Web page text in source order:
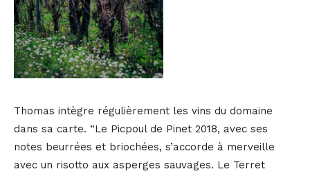
Thomas intègre régulièrement les vins du domaine
dans sa carte. “Le Picpoul de Pinet 2018, avec ses
notes beurrées et briochées, s’accorde à merveille
avec un risotto aux asperges sauvages. Le Terret